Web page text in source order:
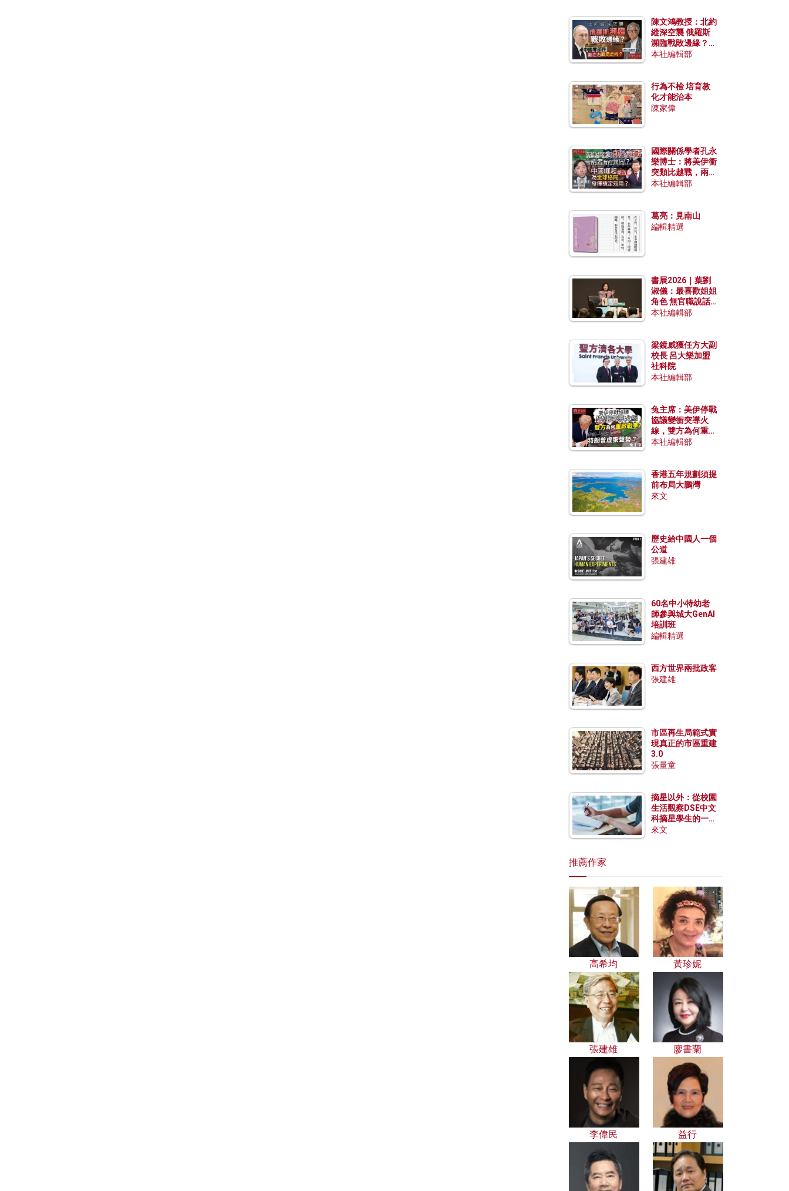
陳文鴻教授：北約
縱深空襲 俄羅斯
瀕臨戰敗邊緣？中
國零部件能左右戰
本社編輯部
行為不檢 培育教
化才能治本
陳家偉
國際關係學者孔永
樂博士：將美伊衝
突類比越戰，兩者
有何異同？中國崛
本社編輯部
葛亮：見南山
編輯精選
書展2026｜葉劉
淑儀：最喜歡姐姐
角色 無官職說話
包袱少
本社編輯部
梁鏡威獲任方大副
校長 呂大樂加盟
社科院
本社編輯部
兔主席：美伊停戰
協議變衝突導火
線，雙方為何重啟
戰爭？伊朗一早洞
本社編輯部
香港五年規劃須提
前布局大鵬灣
來文
歷史給中國人一個
公道
張建雄
60名中小特幼老
師參與城大GenAI
培訓班
編輯精選
西方世界兩批政客
張建雄
市區再生局範式實
現真正的市區重建
3.0
張量童
摘星以外：從校園
生活觀察DSE中文
科摘星學生的一點
特質
來文
推薦作家
高希均 黃珍妮
張建雄 廖書蘭
李偉民 益行